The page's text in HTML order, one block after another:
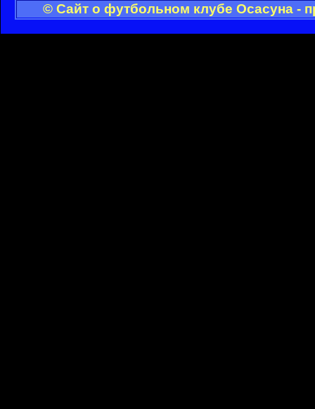
© Сайт о футбольном клубе Осасуна -